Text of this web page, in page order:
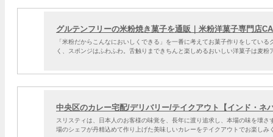
グルテンフリーの米粉焼き菓子を通販｜米粉洋菓子専門店
「米粉だからこんなにおいしくできる」を一番に考えてお菓子作りをしてい
く、スポンジはふわふわ。舌触りまできちんと楽しめるおいしい洋菓子は麦
中央区のカレー宅配/デリバリー/テイクアウト【インド・
スリスティは、日本人のお客様の味覚を、長年に渡り追求し、本場の味を壊
場のシェフが丹精込めて作り上げた美味しいカレーをテイクアウトでお楽し